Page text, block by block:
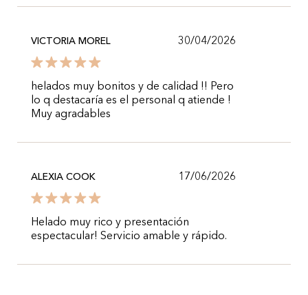
VICTORIA MOREL 30/04/2026
helados muy bonitos y de calidad !! Pero
lo q destacaría es el personal q atiende !
Muy agradables
ALEXIA COOK 17/06/2026
Helado muy rico y presentación
espectacular! Servicio amable y rápido.